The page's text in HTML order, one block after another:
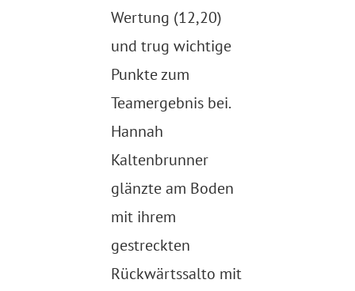
Wertung (12,20)
und trug wichtige
Punkte zum
Teamergebnis bei.
Hannah
Kaltenbrunner
glänzte am Boden
mit ihrem
gestreckten
Rückwärtssalto mit